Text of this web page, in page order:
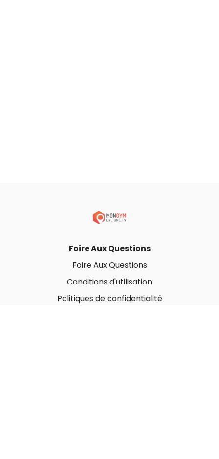
Foire Aux Questions
Foire Aux Questions
Conditions d'utilisation
Politiques de confidentialité